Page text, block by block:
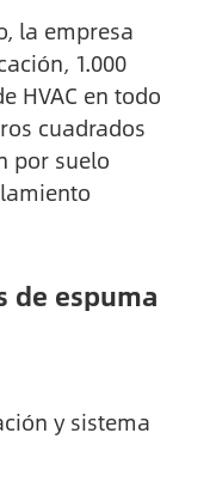
la empresa
1.000
HVAC en todo
cuadrados
por suelo
de espuma
y sistema